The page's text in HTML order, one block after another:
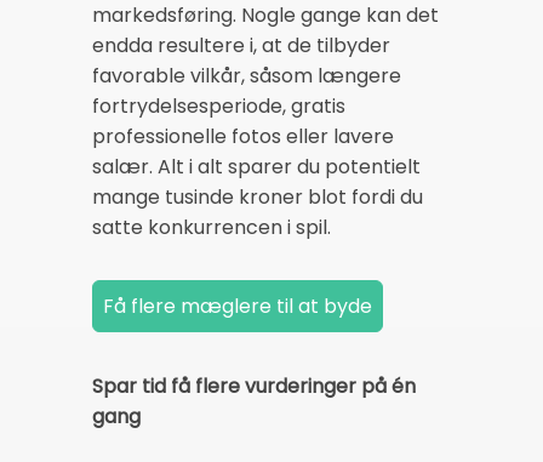
markedsføring. Nogle gange kan det
endda resultere i, at de tilbyder
favorable vilkår, såsom længere
fortrydelsesperiode, gratis
professionelle fotos eller lavere
salær. Alt i alt sparer du potentielt
mange tusinde kroner blot fordi du
satte konkurrencen i spil.
Spar tid få flere vurderinger på én
gang